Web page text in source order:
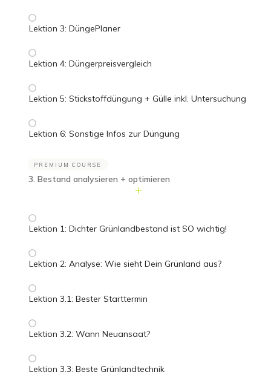
Lektion 3: DüngePlaner
Lektion 4: Düngerpreisvergleich
Lektion 5: Stickstoffdüngung + Gülle inkl. Untersuchung
Lektion 6: Sonstige Infos zur Düngung
PREMIUM COURSE
3. Bestand analysieren + optimieren
Lektion 1: Dichter Grünlandbestand ist SO wichtig!
Lektion 2: Analyse: Wie sieht Dein Grünland aus?
Lektion 3.1: Bester Starttermin
Lektion 3.2: Wann Neuansaat?
Lektion 3.3: Beste Grünlandtechnik